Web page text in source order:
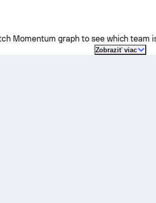
Momentum graph to see which team
Zobraziť viac